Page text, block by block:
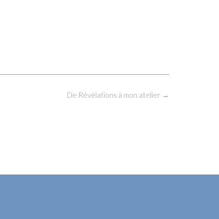
De Révélations à mon atelier →